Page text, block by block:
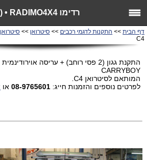
רדימו RADIMO4X4 • (רדיאטור ...
דף הבית >> התקנות לדגמי רכבים >> סיטרואן >> סיטרואן C4
C4
התקנת גגון (2 פסי רוחב) + עריסה
CARRYBOY
המותאם לסיטרואן C4.
לפרטים נוספים והזמנות חייג: 08-9765601 או